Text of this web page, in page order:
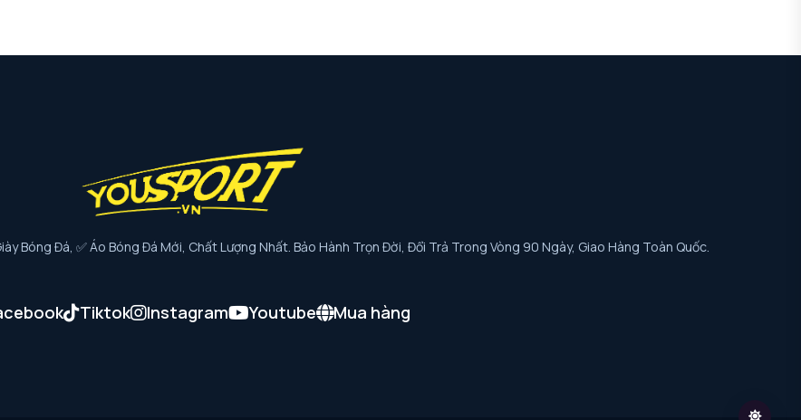
Bóng Đá, ✅ Áo Bóng Đá Mới, Chất Lượng Nhất. Bảo Hành Trọn Đời, Đổi Trả Trong Vòng 90 Ngày, Giao Hàng Toàn Quốc.
Tiktok Instagram Youtube Mua hàng